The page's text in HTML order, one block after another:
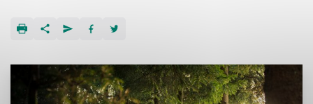
Vyberte úroveň cookies, ktorú chcete povoliť
Technické súbory cookie sú pre prevádzku nevyhnutné a
pomáhajú urobiť webové stránky uplatniteľnými tým, že
umožňujú základné funkcie, ako je navigácia na stránke a